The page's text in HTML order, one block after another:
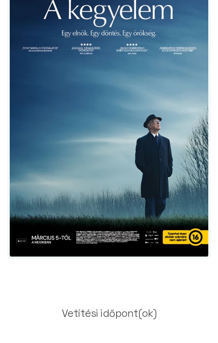
Vetítési időpont(ok)